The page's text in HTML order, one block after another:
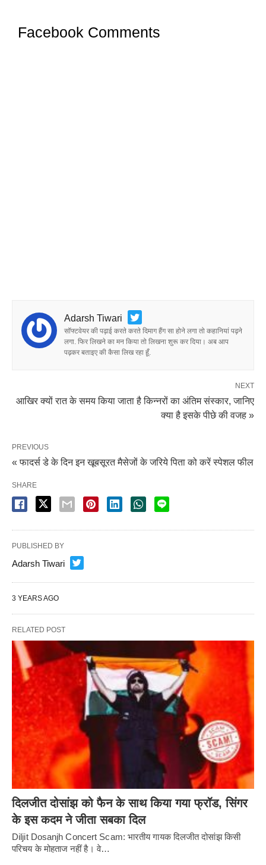
Facebook Comments
Adarsh Tiwari
सॉफ्टवेयर की पढ़ाई करते करते दिमाग हैंग सा होने लगा तो कहानियां पढ़ने
लगा. फिर लिखने का मन किया तो लिखना शुरू कर दिया। अब आप
पढ़कर बताइए की कैसा लिख रहा हूँ.
NEXT
आखिर क्यों रात के समय किया जाता है किन्नरों का अंतिम संस्कार, जानिए
क्या है इसके पीछे की वजह »
PREVIOUS
« फादर्स डे के दिन इन खूबसूरत मैसेजों के जरिये पिता को करें स्पेशल फील
SHARE
PUBLISHED BY
Adarsh Tiwari
3 YEARS AGO
RELATED POST
दिलजीत दोसांझ को फैन के साथ किया गया फ्रॉड, सिंगर
के इस कदम ने जीता सबका दिल
Diljit Dosanjh Concert Scam: भारतीय गायक दिलजीत दोसांझ किसी
परिचय के मोहताज नहीं है। वे…